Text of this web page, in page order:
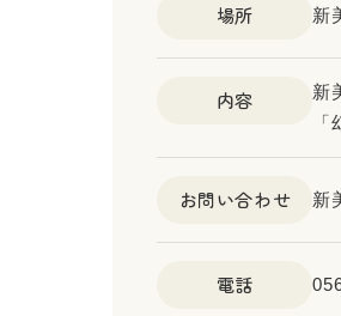
場所 新
内容
新
お問い合わせ 新
電話